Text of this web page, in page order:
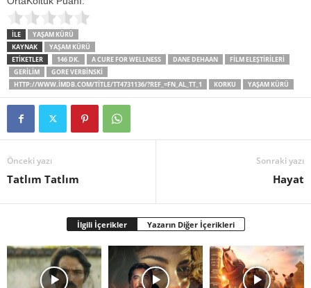
İLE
YAŞAM KÜRÜ
KAYNAK
YAŞAM KÜRÜ
ETİKETLER
146 DK. A CURE FOR WELLNESS DANE DEHAAN
FILM ELEŞTIRILERI
GERILIM
GORE VERBINSKI
HTTP://WWW.IMDB.COM/TITLE/TT4731136/?REF_=FN_AL_TT_1
KORKU YAŞAM KÜRÜ
Önceki yazı
Tatlım Tatlım
Sonraki yazı
Hayat
İlgili İçerikler Yazarın Diğer İçerikleri